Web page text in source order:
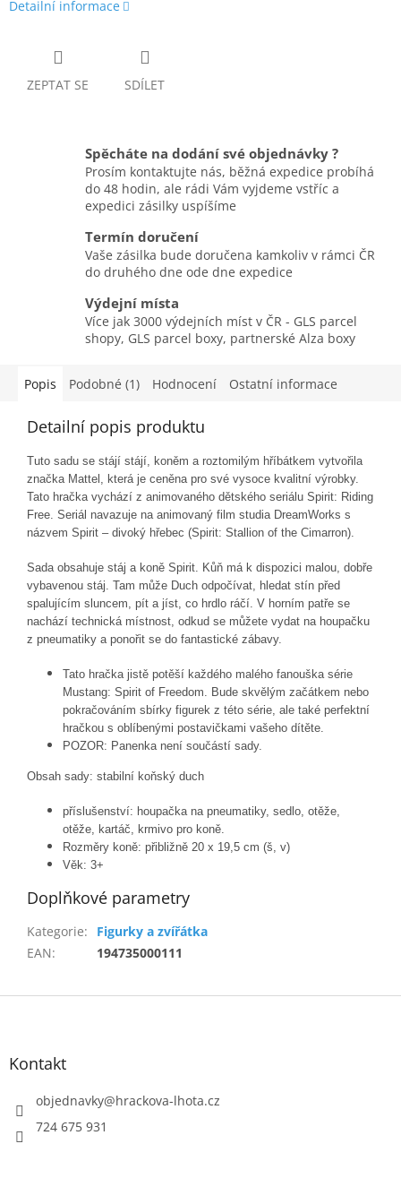
Detailní informace
ZEPTAT SE SDÍLET
Spěcháte na dodání své objednávky ?
Prosím kontaktujte nás, běžná expedice probíhá
do 48 hodin, ale rádi Vám vyjdeme vstříc a
expedici zásilky uspíšíme
Termín doručení
Vaše zásilka bude doručena kamkoliv v rámci ČR
do druhého dne ode dne expedice
Výdejní místa
Více jak 3000 výdejních míst v ČR - GLS parcel
shopy, GLS parcel boxy, partnerské Alza boxy
Popis Podobné (1) Hodnocení Ostatní informace
Detailní popis produktu
Tuto sadu se stájí stájí, koněm a roztomilým hříbátkem vytvořila
značka Mattel, která je ceněna pro své vysoce kvalitní výrobky.
Tato hračka vychází z animovaného dětského seriálu Spirit: Riding
Free. Seriál navazuje na animovaný film studia DreamWorks s
názvem Spirit – divoký hřebec (Spirit: Stallion of the Cimarron).
Sada obsahuje stáj a koně Spirit. Kůň má k dispozici malou, dobře
vybavenou stáj. Tam může Duch odpočívat, hledat stín před
spalujícím sluncem, pít a jíst, co hrdlo ráčí. V horním patře se
nachází technická místnost, odkud se můžete vydat na houpačku
z pneumatiky a ponořit se do fantastické zábavy.
Tato hračka jistě potěší každého malého fanouška série
Mustang: Spirit of Freedom. Bude skvělým začátkem nebo
pokračováním sbírky figurek z této série, ale také perfektní
hračkou s oblíbenými postavičkami vašeho dítěte.
POZOR: Panenka není součástí sady.
Obsah sady: stabilní koňský duch
příslušenství: houpačka na pneumatiky, sedlo, otěže,
otěže, kartáč, krmivo pro koně.
Rozměry koně: přibližně 20 x 19,5 cm (š, v)
Věk: 3+
Doplňkové parametry
Kategorie:
Figurky a zvířátka
EAN: 194735000111
Z
Kontakt
objednavky@hrackova-lhota.cz
724 675 931